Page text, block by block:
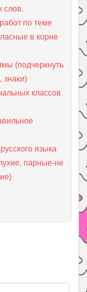
слов.
по теме
в корне
(подчеркнуть
знаки)
классов
языка
парные-не